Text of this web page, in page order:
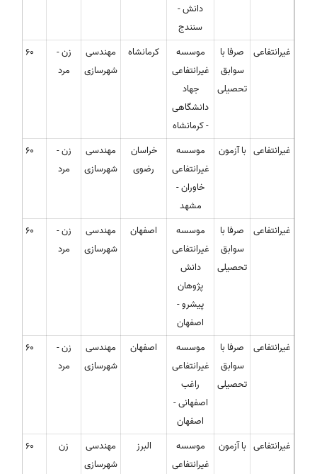
دانش -
سنندج
غیرانتفاعی
صرفا با
سوابق
تحصیلی
موسسه
غیرانتفاعی
جهاد
دانشگاهی
- کرمانشاه
کرمانشاه
مهندسی
شهرسازی
زن -
مرد
60
غیرانتفاعی با آزمون
موسسه
غیرانتفاعی
خاوران -
مشهد
خراسان
رضوی
مهندسی
شهرسازی
زن -
مرد
60
غیرانتفاعی
صرفا با
سوابق
تحصیلی
موسسه
غیرانتفاعی
دانش
پژوهان
پیشرو -
اصفهان
اصفهان
مهندسی
شهرسازی
زن -
مرد
60
غیرانتفاعی
صرفا با
سوابق
تحصیلی
موسسه
غیرانتفاعی
راغب
اصفهانی -
اصفهان
اصفهان
مهندسی
شهرسازی
زن -
مرد
60
غیرانتفاعی با آزمون
موسسه
غیرانتفاعی
البرز
مهندسی
شهرسازی
زن 60